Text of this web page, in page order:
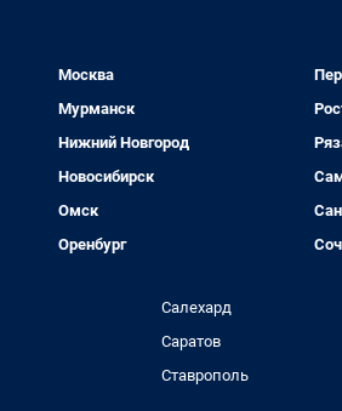
Москва
Мурманск
Нижний Новгород
Новосибирск
Омск
Оренбург
Салехард
Саратов
Ставрополь